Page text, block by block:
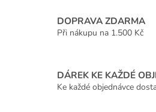
DOPRAVA ZDARMA
Při nákupu na 1.500 Kč
DÁREK KE KAŽDÉ
Ke každé objednávce